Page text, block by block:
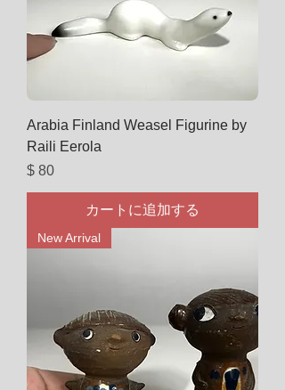
Arabia Finland Weasel Figurine by
Raili Eerola
価格
$ 80
カートに追加する
New Arrival